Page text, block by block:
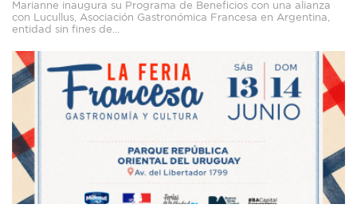
Marianne inaugura su Programa de Beneficios con una alianza
con Lucullus, Asociación Gastronómica Francesa en Argentina,
entidad sin fines de...